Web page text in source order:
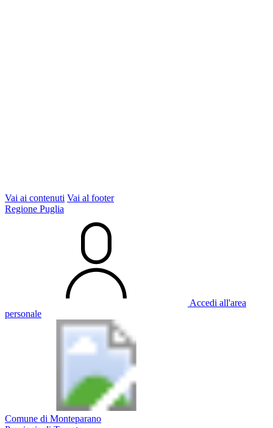
Vai ai contenuti Vai al footer
Regione Puglia
Accedi all'area
personale
Comune di Monteparano